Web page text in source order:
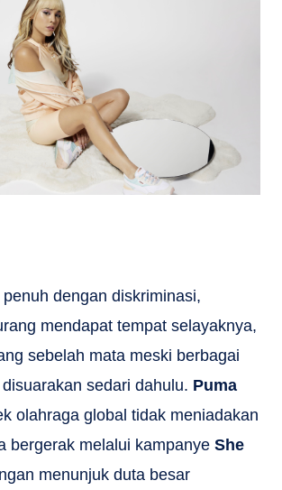
dengan diskriminasi,
mendapat tempat selayaknya,
sebelah mata meski berbagai
sedari dahulu. Puma
olahraga global tidak meniadakan
bergerak melalui kampanye She
menunjuk duta besar